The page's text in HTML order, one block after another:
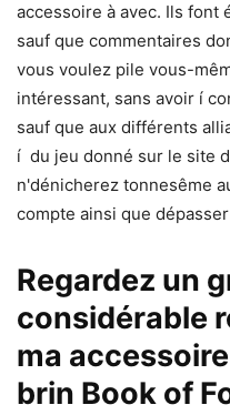
accessoire à avec. Ils font
sauf que commentaires
vous voulez pile vous-
intéressant, sans avoir í
sauf que aux différents
í du jeu donné sur le site
n'dénicherez tonnesême
compte ainsi que
Regardez un
considérable
ma
brin Book of